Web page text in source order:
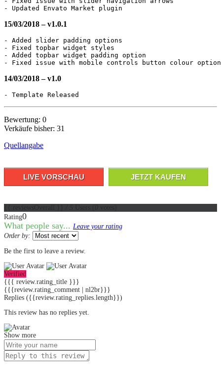
15/03/2018 – v1.0.1
- Added slider padding options
- Fixed topbar widget styles
- Added topbar widget padding option
14/03/2018 – v1.0
Bewertung: 0
Verkäufe bisher: 31
Quellangabe
LIVE VORSCHAU JETZT KAUFEN
Rating0
What people say... Leave your rating
Order by:
Be the first to leave a review.
Verified
{{{ review.rating_title }}}
{{{review.rating_comment | nl2br}}}
Replies ({{review.rating_replies.length}})
This review has no replies yet.
Show more